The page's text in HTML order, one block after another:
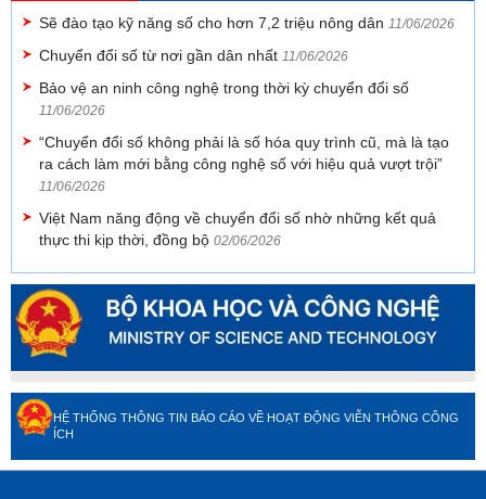
Sẽ đào tạo kỹ năng số cho hơn 7,2 triệu nông dân 11/06/2026
Chuyển đổi số từ nơi gần dân nhất 11/06/2026
Bảo vệ an ninh công nghệ trong thời kỳ chuyển đổi số
11/06/2026
“Chuyển đổi số không phải là số hóa quy trình cũ, mà là tạo
ra cách làm mới bằng công nghệ số với hiệu quả vượt trội”
11/06/2026
Việt Nam năng động về chuyển đổi số nhờ những kết quả
thực thi kịp thời, đồng bộ 02/06/2026
HỆ THỐNG THÔNG TIN BÁO CÁO VỀ HOẠT ĐỘNG VIỄN THÔNG CÔNG
ÍCH